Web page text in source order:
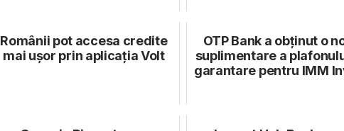
Românii pot accesa credite
mai ușor prin aplicația Volt
OTP Bank a obţinut o
suplimentare a
garantare pentru IMM